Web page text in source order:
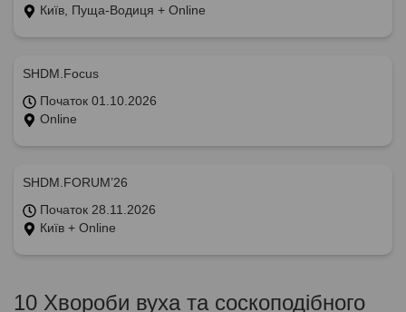
Київ, Пуща-Водиця + Online
SHDM.Focus
Початок 01.10.2026
Online
SHDM.FORUM’26
Початок 28.11.2026
Київ + Online
10 Хвороби вуха та соскоподібного